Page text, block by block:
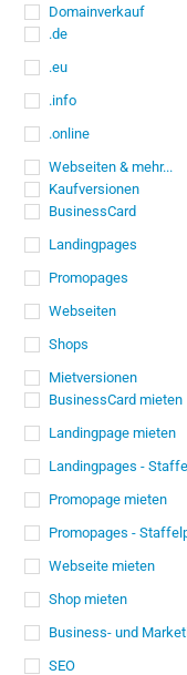
Domainverkauf
.de
.eu
.info
.online
Webseiten & mehr...
Kaufversionen
BusinessCard
Landingpages
Promopages
Webseiten
Shops
Mietversionen
BusinessCard mieten
Landingpage mieten
Landingpages -
Promopage mieten
Promopages -
Webseite mieten
Shop mieten
Business- und
SEO